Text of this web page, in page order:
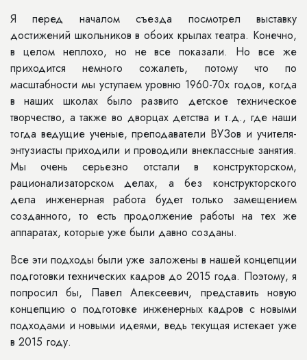
Я перед началом съезда посмотрел выставку
достижений школьников в обоих крылах театра. Конечно,
в целом неплохо, но не все показали. Но все же
приходится немного сожалеть, потому что по
масштабности мы уступаем уровню 1960-70х годов, когда
в наших школах было развито детское техническое
творчество, а также во дворцах детства и т.д., где наши
тогда ведущие ученые, преподаватели ВУЗов и учителя-
энтузиасты приходили и проводили внеклассные занятия.
Мы очень серьезно отстали в конструкторском,
рационализаторском делах, а без конструкторского
дела инженерная работа будет только замещением
созданного, то есть продолжение работы на тех же
аппаратах, которые уже были давно созданы.
Все эти подходы были уже заложены в нашей концепции
подготовки технических кадров до 2015 года. Поэтому, я
попросил бы, Павел Алексеевич, представить новую
концепцию о подготовке инженерных кадров с новыми
подходами и новыми идеями, ведь текущая истекает уже
в 2015 году.